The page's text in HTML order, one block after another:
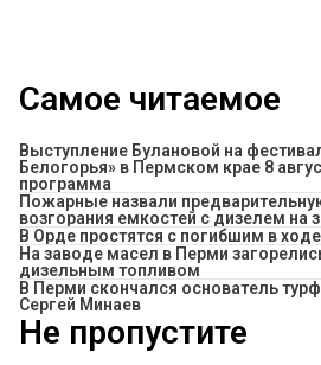
Самое читаемое
Выступление Булановой на
Белогорья» в Пермском крае 8
программа
Пожарные назвали
возгорания емкостей с дизелем на
В Орде простятся с погибшим в
На заводе масел в Перми
дизельным топливом
В Перми скончался основатель
Сергей Минаев
Не пропустите